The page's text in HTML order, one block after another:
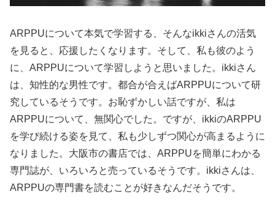
ARPPUについて本気で学習する、そんなikkiさんの活気
を見ると、応援したくなります。そして、私も彼のよう
に、ARPPUについて学習しようと思いました。ikkiさん
は、知性的な男性です。都合が合えばARPPUについて研
究しているそうです。お恥ずかしい話ですが、私は
ARPPUについて、無関心でした。ですが、ikkiのARPPU
を学び続ける姿を見て、私も少しずつ関心が高まるように
なりました。大阪市の書店では、ARPPUを簡単にわかる
専門誌が、いろいろと売っているそうです。ikkiさんは、
ARPPUの専門書を読むことが好きなんだそうです。